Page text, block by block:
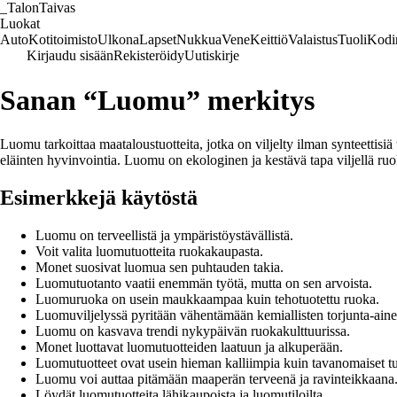
TalonTaivas
Luokat
AutoKotitoimistoUlkonaLapsetNukkuaVeneKeittiöValaistusTuoli
Kirjaudu sisäänRekisteröidyUutiskirje
Sanan “Luomu” merkitys
Luomu tarkoittaa maataloustuotteita, jotka on viljelty ilman
eläinten hyvinvointia. Luomu on ekologinen ja kestävä tapa viljellä
Esimerkkejä käytöstä
Luomu on terveellistä ja ympäristöystävällistä.
Voit valita luomutuotteita ruokakaupasta.
Monet suosivat luomua sen puhtauden takia.
Luomutuotanto vaatii enemmän työtä, mutta on sen arvoista.
Luomuruoka on usein maukkaampaa kuin tehotuotettu ruoka.
Luomuviljelyssä pyritään vähentämään kemiallisten torjunta-
Luomu on kasvava trendi nykypäivän ruokakulttuurissa.
Monet luottavat luomutuotteiden laatuun ja alkuperään.
Luomutuotteet ovat usein hieman kalliimpia kuin tavanomaiset
Luomu voi auttaa pitämään maaperän terveenä ja ravinteikkaana.